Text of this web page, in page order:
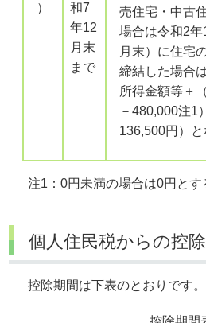
）
和7
年12
月末
まで
売住宅・中古
場合は令和2
月末）に住宅
締結した場合
所得金額等＋
－480,000注1
136,500円）と
注1：0円未満の場合は0円とす
個人住民税からの控
控除期間は下表のとおりです。